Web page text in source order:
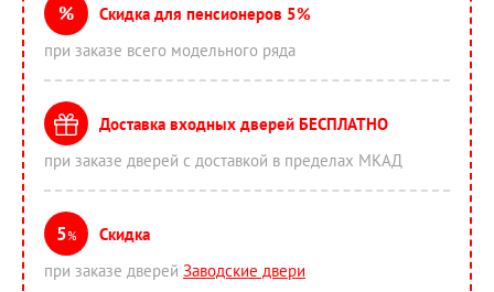
%
Скидка для пенсионеров 5%
при заказе всего модельного ряда
Доставка входных дверей БЕСПЛАТНО
при заказе дверей с доставкой в пределах МКАД
5%
Скидка
при заказе дверей Заводские двери